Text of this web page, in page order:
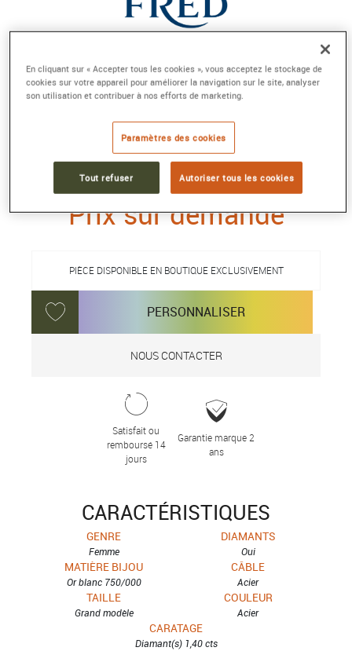
BRACELET FORCE 10
Grand modèle or blanc 750/1000e et diamant
de centre taille Fred Hero Cut.
Référence :0J2003-6B0109
Collection :FORCE 10
Prix sur demande
PIÈCE DISPONIBLE EN BOUTIQUE EXCLUSIVEMENT
PERSONNALISER
NOUS CONTACTER
Satisfait ou
remboursé 14
jours
Garantie marque 2
ans
CARACTÉRISTIQUES
GENRE
Femme
DIAMANTS
Oui
MATIÈRE BIJOU
Or blanc 750/000
CÂBLE
Acier
TAILLE
Grand modèle
COULEUR
Acier
CARATAGE
Diamant(s) 1,40 cts
En cliquant sur « Accepter tous les cookies », vous acceptez le stockage de
cookies sur votre appareil pour améliorer la navigation sur le site, analyser
son utilisation et contribuer à nos efforts de marketing.
Paramètres des cookies
Tout refuser Autoriser tous les cookies